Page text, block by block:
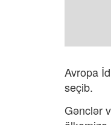
Avropa
seçib.
Gənclər